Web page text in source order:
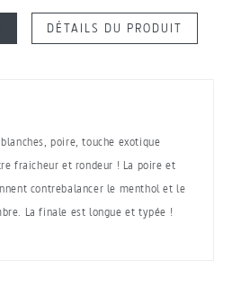
DÉTAILS DU PRODUIT
poire, touche exotique
fraicheur et rondeur ! La poire et
contrebalancer le menthol et le
La finale est longue et typée !